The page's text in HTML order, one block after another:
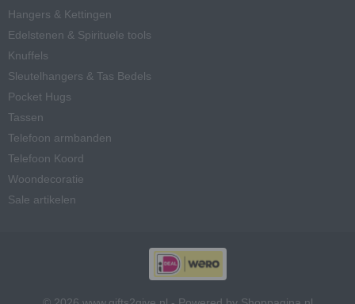
Hangers & Kettingen
Edelstenen & Spirituele tools
Knuffels
Sleutelhangers & Tas Bedels
Pocket Hugs
Tassen
Telefoon armbanden
Telefoon Koord
Woondecoratie
Sale artikelen